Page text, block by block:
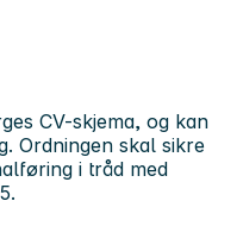
CV-skjema, og kan
Ordningen skal sikre
i tråd med